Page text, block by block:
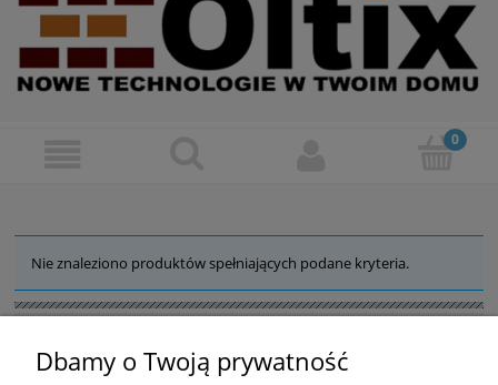
Nie znaleziono produktów spełniających podane kryteria.
Dbamy o Twoją prywatność